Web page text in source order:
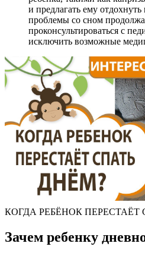
и предлагать ему
проблемы со сном
проконсультироваться с
исключить возможные
КОГДА РЕБЁНОК ПЕРЕСТАЁТ
Зачем ребенку